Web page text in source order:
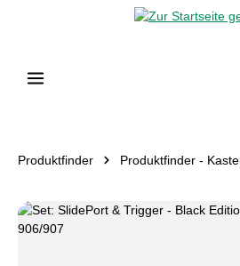
Produktfinder Produktfinder -
Bildergalerie überspringen